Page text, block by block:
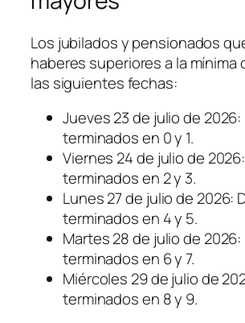
Los jubilados y pensionados
haberes superiores a la mínima
las siguientes fechas:
Jueves 23 de julio de 2026:
terminados en 0 y 1.
Viernes 24 de julio de
terminados en 2 y 3.
Lunes 27 de julio de 2026:
terminados en 4 y 5.
Martes 28 de julio de 2026:
terminados en 6 y 7.
Miércoles 29 de julio de
terminados en 8 y 9.